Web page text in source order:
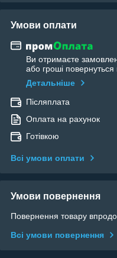
Умови оплати
Ви отримаєте
або гроші
Детальніше
Післяплата
Оплата на рахунок
Готівкою
Всі умови оплати
Умови повернення
Повернення товару
Всі умови повернення